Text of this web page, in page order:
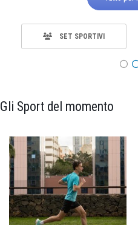
SET SPORTIVI
Gli Sport del momento